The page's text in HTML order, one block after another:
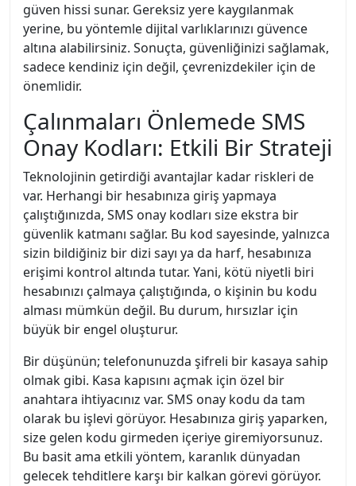
güven hissi sunar. Gereksiz yere kaygılanmak
yerine, bu yöntemle dijital varlıklarınızı güvence
altına alabilirsiniz. Sonuçta, güvenliğinizi sağlamak,
sadece kendiniz için değil, çevrenizdekiler için de
önemlidir.
Çalınmaları Önlemede SMS
Onay Kodları: Etkili Bir Strateji
Teknolojinin getirdiği avantajlar kadar riskleri de
var. Herhangi bir hesabınıza giriş yapmaya
çalıştığınızda, SMS onay kodları size ekstra bir
güvenlik katmanı sağlar. Bu kod sayesinde, yalnızca
sizin bildiğiniz bir dizi sayı ya da harf, hesabınıza
erişimi kontrol altında tutar. Yani, kötü niyetli biri
hesabınızı çalmaya çalıştığında, o kişinin bu kodu
alması mümkün değil. Bu durum, hırsızlar için
büyük bir engel oluşturur.
Bir düşünün; telefonunuzda şifreli bir kasaya sahip
olmak gibi. Kasa kapısını açmak için özel bir
anahtara ihtiyacınız var. SMS onay kodu da tam
olarak bu işlevi görüyor. Hesabınıza giriş yaparken,
size gelen kodu girmeden içeriye giremiyorsunuz.
Bu basit ama etkili yöntem, karanlık dünyadan
gelecek tehditlere karşı bir kalkan görevi görüyor.